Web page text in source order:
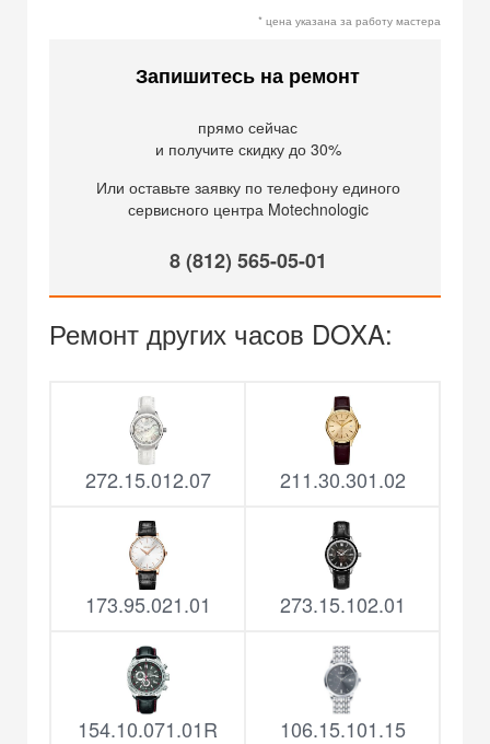
* цена указана за работу мастера
Запишитесь на ремонт
прямо сейчас
и получите скидку до 30%
Или оставьте заявку по телефону единого
сервисного центра Motechnologic
8 (812) 565-05-01
Ремонт других часов DOXA:
272.15.012.07 211.30.301.02
173.95.021.01 273.15.102.01
154.10.071.01R 106.15.101.15